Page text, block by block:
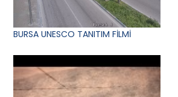
BURSA UNESCO TANITIM FİLMİ